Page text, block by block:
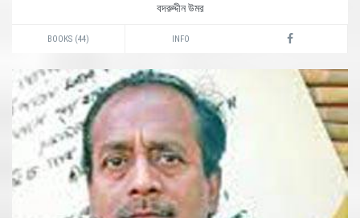
বদরুদ্দীন উমর
BOOKS (44) INFO